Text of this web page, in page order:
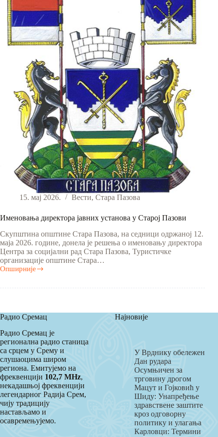
15. мај 2026. Вести, Стара Пазова
Именовања директора јавних установа у Старој Пазови
Скупштина општине Стара Пазова, на седници одржаној 12.
маја 2026. године, донела је решења о именовању директора
Центра за социјални рад Стара Пазова, Туристичке
организације општине Стара…
Опширније
Именовања
јавних
Старој
Пазови
Радио Сремац
Радио Сремац је
регионална радио станица
са срцем у Срему и
слушаоцима широм
региона. Емитујемо на
фреквенцији 102,7 MHz,
некадашњој фреквенцији
легендарног Радија Срем,
чију традицију
настављамо и
осавремењујемо.
Најновије
У Врднику обележен
Дан рудара
Осумњичен за
трговину дрогом
Мацут и Гојковић у
Шиду: Унапређење
здравствене заштите
кроз одговорну
политику и улагања
Карловци: Термини